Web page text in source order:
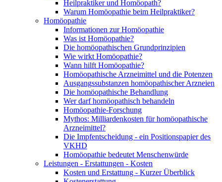
Heilpraktiker und Homöopath?
Warum Homöopathie beim Heilpraktiker?
Homöopathie
Informationen zur Homöopathie
Was ist Homöopathie?
Die homöopathischen Grundprinzipien
Wie wirkt Homöopathie?
Wann hilft Homöopathie?
Homöopathische Arzneimittel und die Potenzen
Ausgangssubstanzen homöopathischer Arzneien
Die homöopathische Behandlung
Wer darf homöopathisch behandeln
Homöopathie-Forschung
Mythos: Milliardenkosten für homöopathische
Arzneimittel?
Die Impfentscheidung - ein Positionspapier des
VKHD
Homöopathie bedeutet Menschenwürde
Leistungen - Erstattungen - Kosten
Kosten und Erstattung - Kurzer Überblick